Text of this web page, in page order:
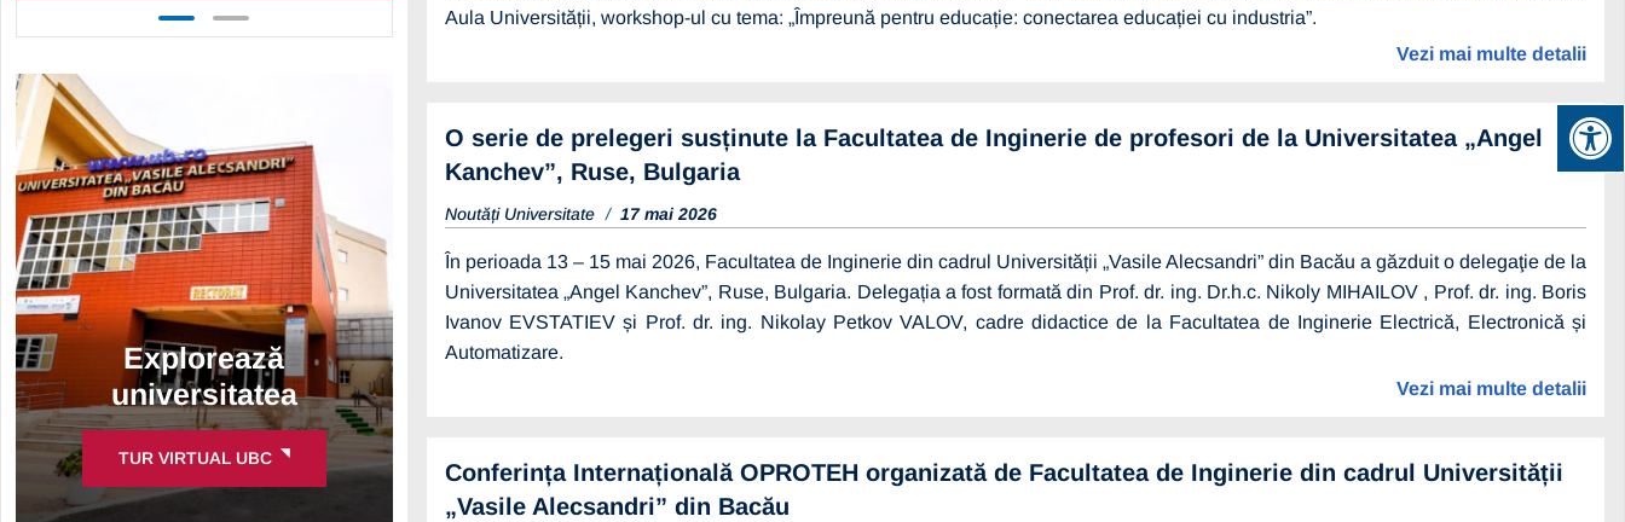
Explorează
universitatea
TUR VIRTUAL UBC
Aula Universității, workshop-ul cu tema: „Împreună pentru educație: conectarea educației cu industria”.
Vezi mai multe detalii
O serie de prelegeri susținute la Facultatea de Inginerie de profesori de la Universitatea „Angel
Kanchev”, Ruse, Bulgaria
Noutăți Universitate 17 mai 2026
În perioada 13 – 15 mai 2026, Facultatea de Inginerie din cadrul Universității „Vasile Alecsandri” din Bacău a găzduit o delegaţie de la
Universitatea „Angel Kanchev”, Ruse, Bulgaria. Delegația a fost formată din Prof. dr. ing. Dr.h.c. Nikoly MIHAILOV , Prof. dr. ing. Boris
Ivanov EVSTATIEV și Prof. dr. ing. Nikolay Petkov VALOV, cadre didactice de la Facultatea de Inginerie Electrică, Electronică și
Automatizare.
Vezi mai multe detalii
Conferința Internațională OPROTEH organizată de Facultatea de Inginerie din cadrul Universității
„Vasile Alecsandri” din Bacău